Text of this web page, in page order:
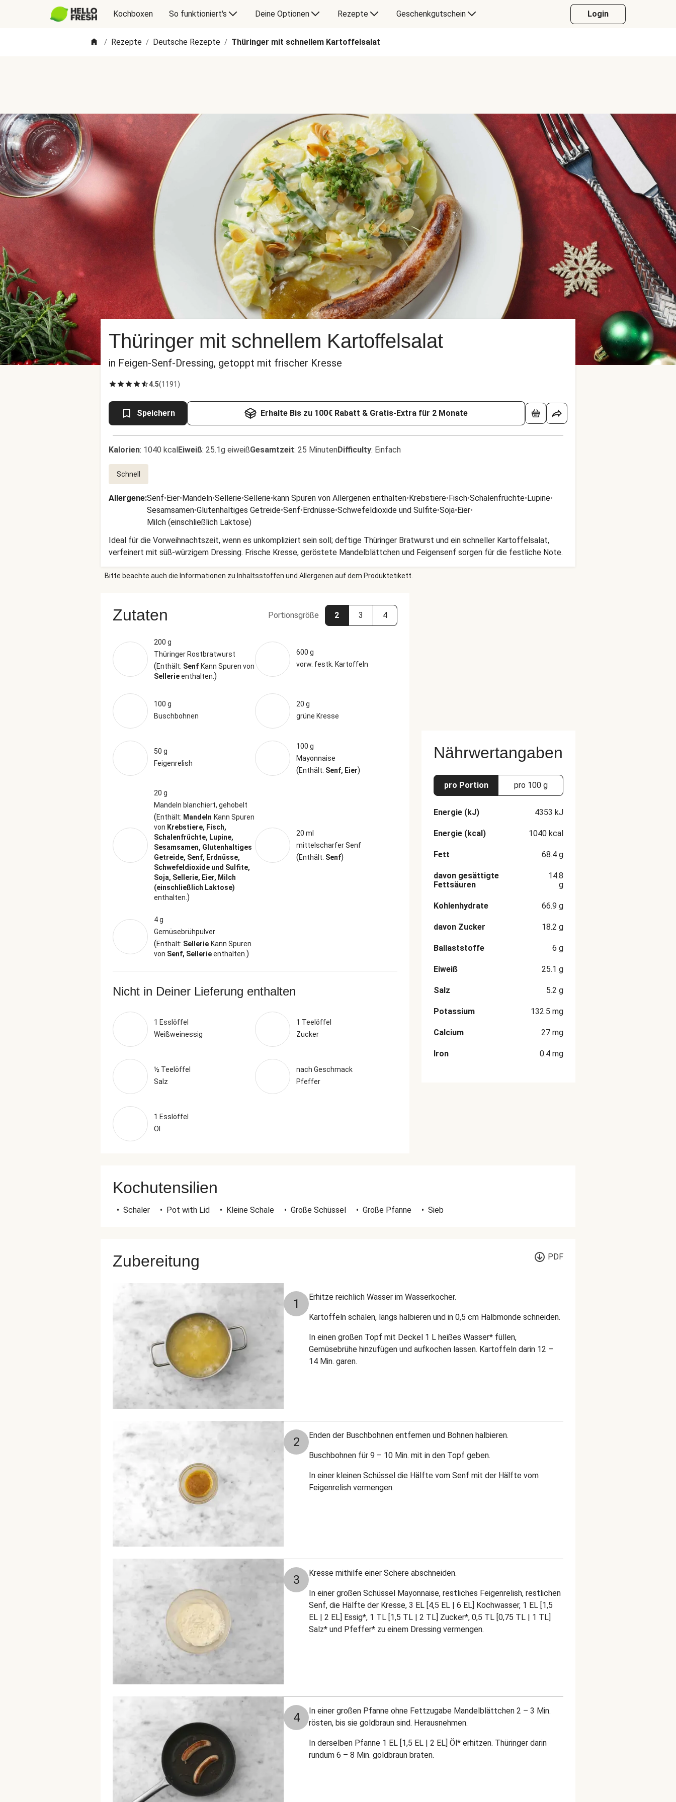
Kochboxen So funktioniert's Deine Optionen Rezepte Geschenkgutschein Login
/ Rezepte / Deutsche Rezepte / Thüringer mit schnellem Kartoffelsalat
Thüringer mit schnellem Kartoffelsalat
in Feigen-Senf-Dressing, getoppt mit frischer Kresse
4.5(1191 )
Speichern Erhalte Bis zu 100€ Rabatt & Gratis-Extra für 2 Monate
Kalorien: 1040 kcalEiweiß: 25.1g eiweißGesamtzeit: 25 MinutenDifficulty: Einfach
Schnell
Allergene:Senf•Eier•Mandeln•Sellerie•Sellerie•kann Spuren von Allergenen enthalten•Krebstiere•Fisch•Schalenfrüchte•Lupine•
Sesamsamen•Glutenhaltiges Getreide•Senf•Erdnüsse•Schwefeldioxide und Sulfite•Soja•Eier•
Milch (einschließlich Laktose)
Ideal für die Vorweihnachtszeit, wenn es unkompliziert sein soll; deftige Thüringer Bratwurst und ein schneller Kartoffelsalat,
verfeinert mit süß-würzigem Dressing. Frische Kresse, geröstete Mandelblättchen und Feigensenf sorgen für die festliche Note.
Bitte beachte auch die Informationen zu Inhaltsstoffen und Allergenen auf dem Produktetikett.
Zutaten Portionsgröße 2 3 4
200 g
Thüringer Rostbratwurst
(Enthält: Senf Kann Spuren von
Sellerieenthalten. )
600 g
vorw. festk. Kartoffeln
100 g
Buschbohnen
20 g
grüne Kresse
50 g
Feigenrelish
100 g
Mayonnaise
(Enthält: Senf, Eier)
20 g
Mandeln blanchiert, gehobelt
(Enthält: Mandeln Kann Spuren
von Krebstiere, Fisch,
Schalenfrüchte, Lupine,
Sesamsamen, Glutenhaltiges
Getreide, Senf, Erdnüsse,
Schwefeldioxide und Sulfite,
Soja, Sellerie, Eier, Milch
(einschließlich Laktose)
enthalten. )
20 ml
mittelscharfer Senf
(Enthält: Senf)
4 g
Gemüsebrühpulver
(Enthält: Sellerie Kann Spuren
von Senf, Sellerieenthalten. )
Nicht in Deiner Lieferung enthalten
1 Esslöffel
Weißweinessig
1 Teelöffel
Zucker
½ Teelöffel
Salz
nach Geschmack
Pfeffer
1 Esslöffel
Öl
Nährwertangaben
pro Portion pro 100 g
Energie (kJ) 4353 kJ
Energie (kcal) 1040 kcal
Fett 68.4 g
davon gesättigte
Fettsäuren
14.8
g
Kohlenhydrate 66.9 g
davon Zucker 18.2 g
Ballaststoffe 6 g
Eiweiß 25.1 g
Salz 5.2 g
Potassium 132.5 mg
Calcium 27 mg
Iron 0.4 mg
Kochutensilien
• Schäler • Pot with Lid • Kleine Schale • Große Schüssel • Große Pfanne • Sieb
Zubereitung PDF
1 Erhitze reichlich Wasser im Wasserkocher.
Kartoffeln schälen, längs halbieren und in 0,5 cm Halbmonde schneiden.
In einen großen Topf mit Deckel 1 L heißes Wasser* füllen,
Gemüsebrühe hinzufügen und aufkochen lassen. Kartoffeln darin 12 –
14 Min. garen.
2 Enden der Buschbohnen entfernen und Bohnen halbieren.
Buschbohnen für 9 – 10 Min. mit in den Topf geben.
In einer kleinen Schüssel die Hälfte vom Senf mit der Hälfte vom
Feigenrelish vermengen.
3 Kresse mithilfe einer Schere abschneiden.
In einer großen Schüssel Mayonnaise, restliches Feigenrelish, restlichen
Senf, die Hälfte der Kresse, 3 EL [4,5 EL | 6 EL] Kochwasser, 1 EL [1,5
EL | 2 EL] Essig*, 1 TL [1,5 TL | 2 TL] Zucker*, 0,5 TL [0,75 TL | 1 TL]
Salz* und Pfeffer* zu einem Dressing vermengen.
4
In einer großen Pfanne ohne Fettzugabe Mandelblättchen 2 – 3 Min.
rösten, bis sie goldbraun sind. Herausnehmen.
In derselben Pfanne 1 EL [1,5 EL | 2 EL] Öl* erhitzen. Thüringer darin
rundum 6 – 8 Min. goldbraun braten.